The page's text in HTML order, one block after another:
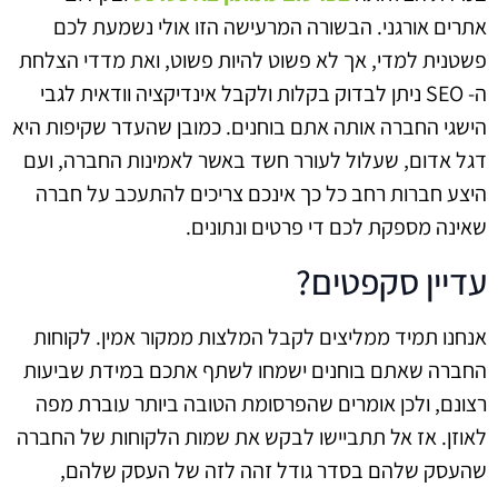
אתרים אורגני. הבשורה המרעישה הזו אולי נשמעת לכם
פשטנית למדי, אך לא פשוט להיות פשוט, ואת מדדי הצלחת
ה- SEO ניתן לבדוק בקלות ולקבל אינדיקציה וודאית לגבי
הישגי החברה אותה אתם בוחנים. כמובן שהעדר שקיפות היא
דגל אדום, שעלול לעורר חשד באשר לאמינות החברה, ועם
היצע חברות רחב כל כך אינכם צריכים להתעכב על חברה
שאינה מספקת לכם די פרטים ונתונים.
עדיין סקפטים?
אנחנו תמיד ממליצים לקבל המלצות ממקור אמין. לקוחות
החברה שאתם בוחנים ישמחו לשתף אתכם במידת שביעות
רצונם, ולכן אומרים שהפרסומת הטובה ביותר עוברת מפה
לאוזן. אז אל תתביישו לבקש את שמות הלקוחות של החברה
שהעסק שלהם בסדר גודל זהה לזה של העסק שלהם,